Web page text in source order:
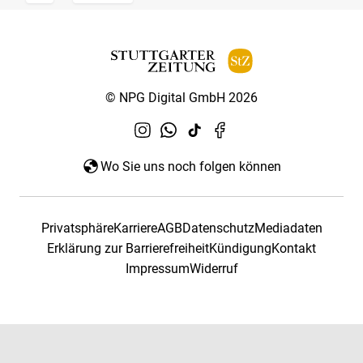
© NPG Digital GmbH 2026
Wo Sie uns noch folgen können
PrivatsphäreKarriereAGBDatenschutzMediadaten
Erklärung zur BarrierefreiheitKündigungKontakt
ImpressumWiderruf